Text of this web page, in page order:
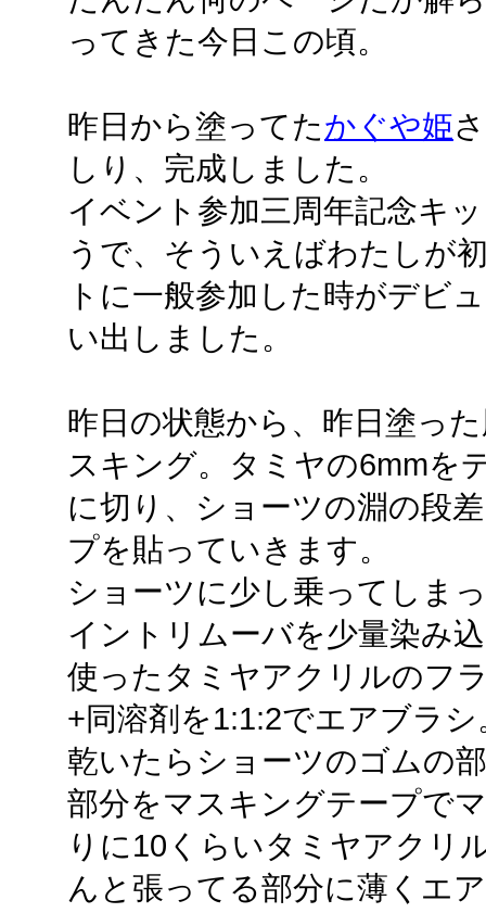
ってきた今日この頃。
昨日から塗ってたかぐや姫
しり、完成しました。
イベント参加三周年記念キ
うで、そういえばわたしが
トに一般参加した時がデビ
い出しました。
昨日の状態から、昨日塗っ
スキング。タミヤの6mmを
に切り、ショーツの淵の段
プを貼っていきます。
ショーツに少し乗ってしま
イントリムーバを少量染み
使ったタミヤアクリルのフ
+同溶剤を1:1:2でエアブラシ
乾いたらショーツのゴムの
部分をマスキングテープで
りに10くらいタミヤアクリ
んと張ってる部分に薄くエ